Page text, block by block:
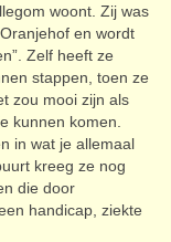
woont. Zij was
en wordt
Zelf heeft ze
stappen, toen ze
zou mooi zijn als
kunnen komen.
in wat je allemaal
kreeg ze nog
die door
handicap, ziekte